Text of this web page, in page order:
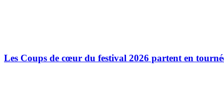
Les Coups de cœur du festival 2026 partent en